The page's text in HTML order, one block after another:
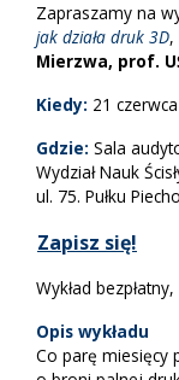
Zapraszamy na
jak działa druk 3D,
Mierzwa, prof.
Kiedy: 21
Gdzie: Sala
Wydział Nauk
ul. 75. Pułku
Zapisz się!
Wykład
Opis wykładu
Co parę miesięcy